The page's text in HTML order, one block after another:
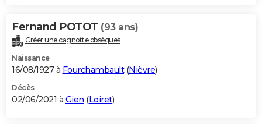
Fernand POTOT (93 ans)
Créer une cagnotte obsèques
Naissance
16/08/1927 à Fourchambault(Nièvre)
Décès
02/06/2021 à Gien (Loiret)